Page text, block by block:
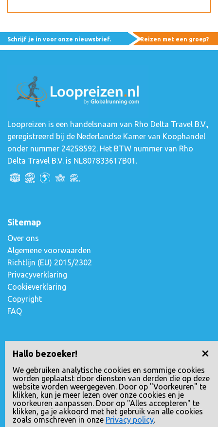
Hallo bezoeker!
We gebruiken analytische cookies en sommige cookies
worden geplaatst door diensten van derden die op deze
website worden weergegeven. Door op "Voorkeuren" te
klikken, kun je meer lezen over onze cookies en je
voorkeuren aanpassen. Door op "Alles accepteren" te
klikken, ga je akkoord met het gebruik van alle cookies
zoals omschreven in onze Privacy policy.
Schrijf je in voor onze nieuwsbrief. Reizen met een groep?
Loopreizen is een handelsnaam van Rho Delta Travel B.V.,
geregistreerd bij de Nederlandse Kamer van Koophandel
onder nummer 24258592. Het BTW nummer van Rho
Delta Travel B.V. is NL807833617B01.
Sitemap
Over ons
Algemene voorwaarden
Richtlijn (EU) 2015/2302
Privacyverklaring
Cookieverklaring
Copyright
FAQ
Contact opnemen
Escudostraat 2
2991 XV Barendrecht, Nederland
010-4971180
info@loopreizen.nl
KVK nr.: 24258592